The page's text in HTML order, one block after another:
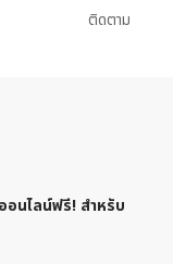
ติดตาม
นไลน์ฟรี! สำหรับ